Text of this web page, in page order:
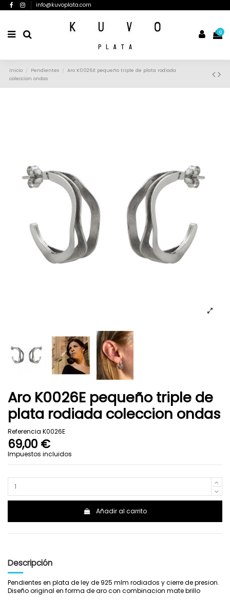
info@kuvoplata.com
0
Inicio Pendientes
Aro K0026E pequeño triple de plata rodiada
coleccion ondas
Aro K0026E pequeño triple de
plata rodiada coleccion ondas
Referencia K0026E
69,00 €
Impuestos incluidos
Añadir al carrito
Descripción
Pendientes en plata de ley de 925 mlm rodiados y cierre de presion.
Diseño original en forma de aro con combinacion mate brillo